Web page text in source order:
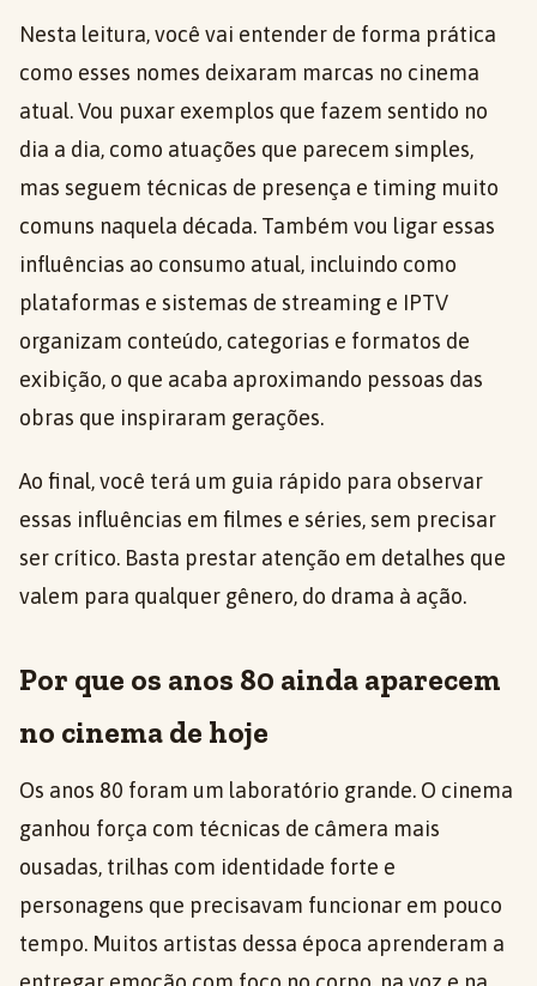
Nesta leitura, você vai entender de forma prática
como esses nomes deixaram marcas no cinema
atual. Vou puxar exemplos que fazem sentido no
dia a dia, como atuações que parecem simples,
mas seguem técnicas de presença e timing muito
comuns naquela década. Também vou ligar essas
influências ao consumo atual, incluindo como
plataformas e sistemas de streaming e IPTV
organizam conteúdo, categorias e formatos de
exibição, o que acaba aproximando pessoas das
obras que inspiraram gerações.
Ao final, você terá um guia rápido para observar
essas influências em filmes e séries, sem precisar
ser crítico. Basta prestar atenção em detalhes que
valem para qualquer gênero, do drama à ação.
Por que os anos 80 ainda aparecem
no cinema de hoje
Os anos 80 foram um laboratório grande. O cinema
ganhou força com técnicas de câmera mais
ousadas, trilhas com identidade forte e
personagens que precisavam funcionar em pouco
tempo. Muitos artistas dessa época aprenderam a